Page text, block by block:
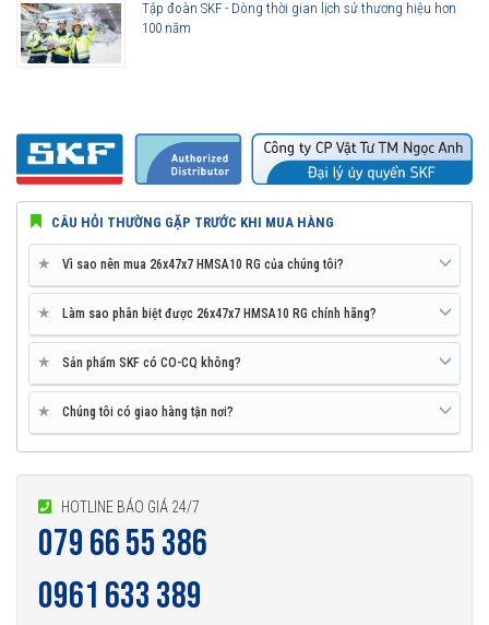
Tập đoàn SKF - Dòng thời gian lịch sử thương hiệu hơn
100 năm
CÂU HỎI THƯỜNG GẶP TRƯỚC KHI MUA HÀNG
★ Vì sao nên mua 26x47x7 HMSA10 RG của chúng tôi?
★ Làm sao phân biệt được 26x47x7 HMSA10 RG chính hãng?
★ Sản phẩm SKF có CO-CQ không?
★ Chúng tôi có giao hàng tận nơi?
HOTLINE BÁO GIÁ 24/7
079 66 55 386
0961 633 389